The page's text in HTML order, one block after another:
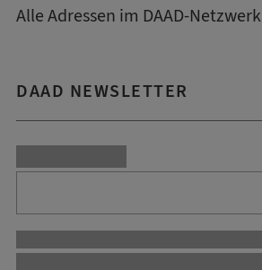
Alle Adressen im DAAD-Netzwerk
DAAD NEWSLETTER